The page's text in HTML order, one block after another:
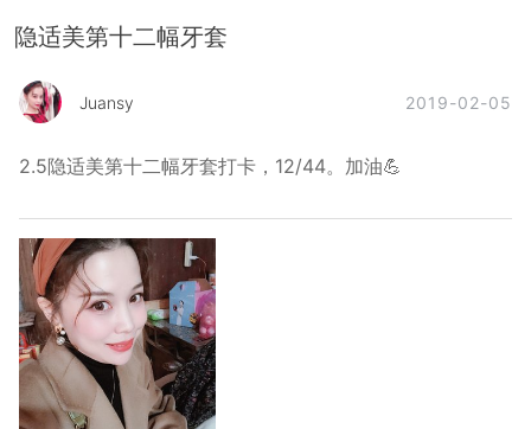
隐适美第十二幅牙套
Juansy 2019-02-05
2.5隐适美第十二幅牙套打卡，12/44。加油💪